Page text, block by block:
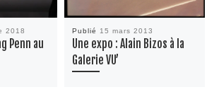
2018
Penn au
Publié 15 mars 2013
Une expo : Alain Bizos à la
Galerie VU’